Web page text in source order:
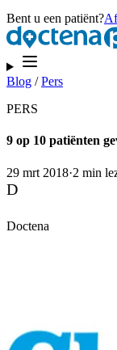
Bent u een patiënt?
Blog /Pers
PERS
9 op 10 patiënten
29 mrt 2018·2 min
D
Doctena